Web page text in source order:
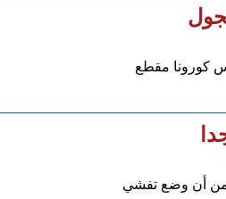
من أن وضع تفشي